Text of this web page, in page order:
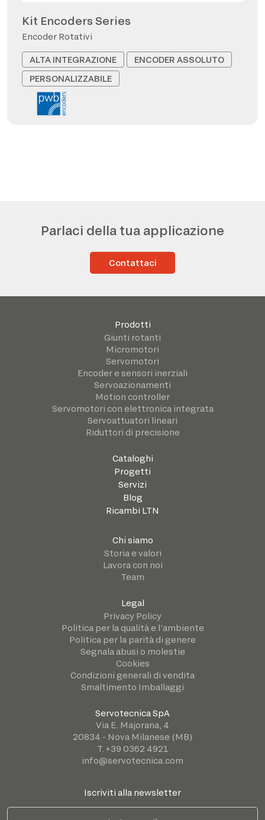
Kit Encoders Series
Encoder Rotativi
ALTA INTEGRAZIONE
ENCODER ASSOLUTO
PERSONALIZZABILE
Parlaci della tua applicazione
Contattaci
Prodotti
Giunti rotanti
Micromotori
Servomotori
Encoder e sensori inerziali
Servoazionamenti
Motion controller
Servomotori con elettronica integrata
Servoattuatori lineari
Riduttori di precisione
Cataloghi
Progetti
Servizi
Blog
Ricambi LTN
Chi siamo
Storia e valori
Lavora con noi
Team
Legal
Privacy Policy
Politica per la qualità e l’ambiente
Politica per la parità di genere
Segnala abusi o molestie
Cookies
Condizioni generali di vendita
Smaltimento Imballaggi
Servotecnica SpA
Via E. Majorana, 4
20834 - Nova Milanese (MB)
T. +39 0362 4921
info@servotecnica.com
Iscriviti alla newsletter